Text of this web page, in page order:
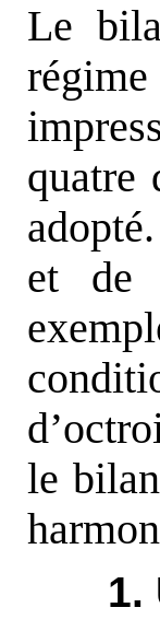
Le
quatre
et de
le
1.